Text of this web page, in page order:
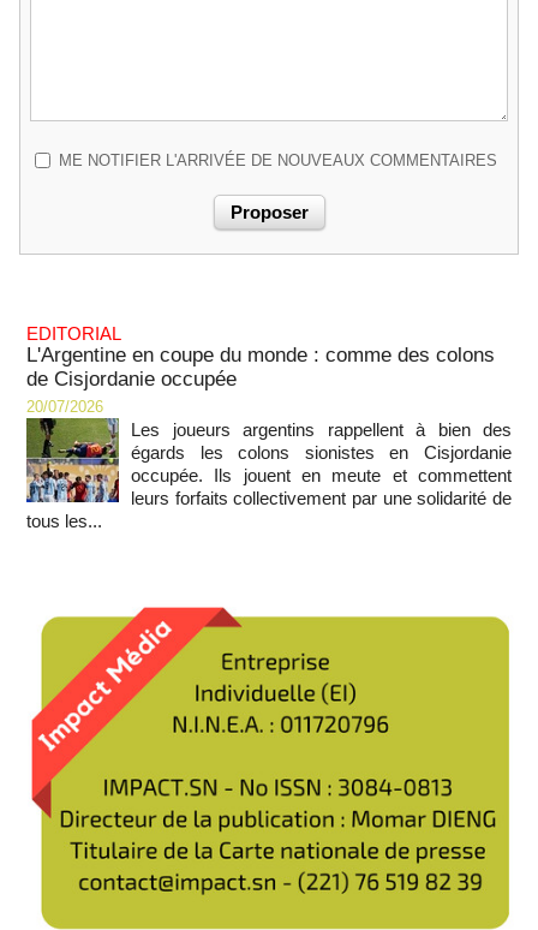
ME NOTIFIER L'ARRIVÉE DE NOUVEAUX COMMENTAIRES
EDITORIAL
L'Argentine en coupe du monde : comme des colons
de Cisjordanie occupée
20/07/2026
Les joueurs argentins rappellent à bien des
égards les colons sionistes en Cisjordanie
occupée. Ils jouent en meute et commettent
leurs forfaits collectivement par une solidarité de
tous les...